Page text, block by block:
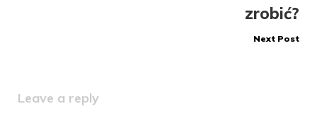
zrobić?
Next Post
Leave a reply